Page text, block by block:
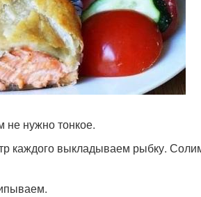
не нужно тонкое.
каждого выкладываем рыбку.